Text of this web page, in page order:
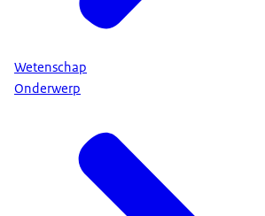
Wetenschap
Onderwerp